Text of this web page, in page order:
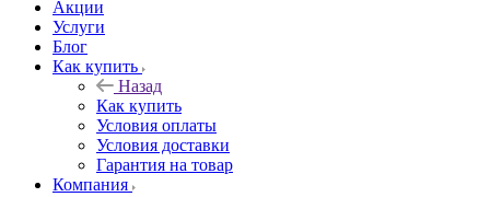
Акции
Услуги
Блог
Как купить
Назад
Как купить
Условия оплаты
Условия доставки
Гарантия на товар
Компания